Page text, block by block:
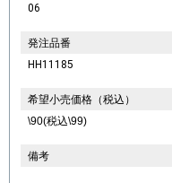
06
発注品番
HH11185
希望小売価格（税込）
\90(税込\99)
備考